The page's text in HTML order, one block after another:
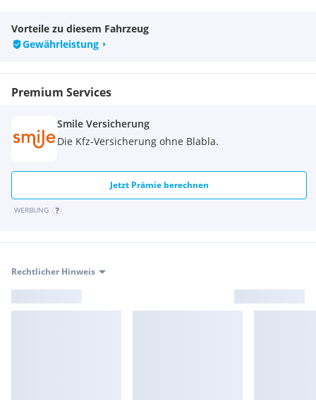
Vorteile zu diesem Fahrzeug
Gewährleistung
Premium Services
Smile Versicherung
Die Kfz-Versicherung ohne Blabla.
Jetzt Prämie berechnen
WERBUNG
Rechtlicher Hinweis